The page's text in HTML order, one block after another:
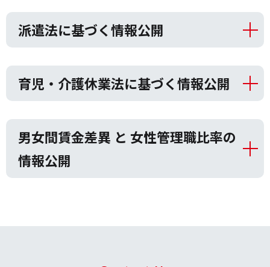
派遣法に基づく情報公開
育児・介護休業法に基づく情報公開
男女間賃金差異 と 女性管理職比率の
情報公開